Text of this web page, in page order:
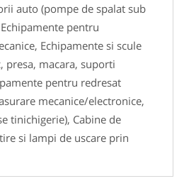
auto (pompe de spalat sub
pentru
Echipamente si scule
presa, macara, suporti
pentru redresat
mecanice/electronice,
tinichigerie), Cabine de
si lampi de uscare prin